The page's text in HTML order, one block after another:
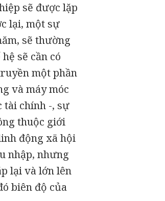
sẽ được lặp
lại, một sự
sẽ thường
sẽ cần có
một phần
và máy móc
tài chính -, sự
thuộc giới
động xã hội
nhập, nhưng
lại và lớn lên
biên độ của